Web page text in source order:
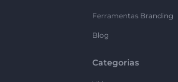
Ferramentas Branding
Blog
Categorias